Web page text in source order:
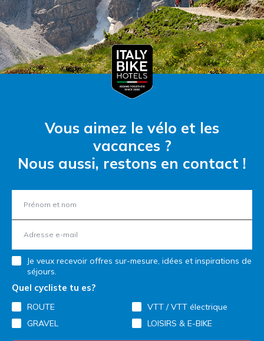
Vous aimez le vélo et les
vacances ?
Nous aussi, restons en contact !
Je veux recevoir offres sur-mesure, idées et inspirations de
séjours.
Quel cycliste tu es?
ROUTE
VTT / VTT électrique
GRAVEL
LOISIRS & E-BIKE